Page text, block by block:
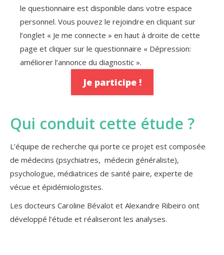
le questionnaire est disponible dans votre espace
personnel. Vous pouvez le rejoindre en cliquant sur
l’onglet « Je me connecte » en haut à droite de cette
page et cliquer sur le questionnaire « Dépression:
améliorer l’annonce du diagnostic ».
Je participe !
Qui conduit cette étude ?
L’équipe de recherche qui porte ce projet est composée
de médecins (psychiatres, médecin généraliste),
psychologue, médiatrices de santé paire, experte de
vécue et épidémiologistes.
Les docteurs Caroline Bévalot et Alexandre Ribeiro ont
développé l’étude et réaliseront les analyses.